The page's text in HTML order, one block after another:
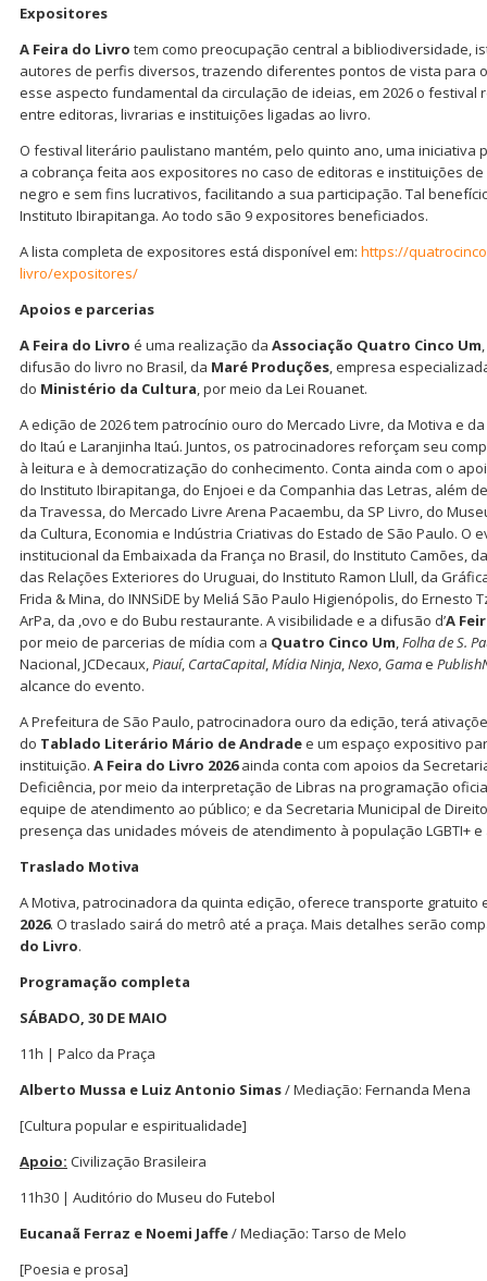
Expositores
A Feira do Livro tem como preocupação central a bibliodiversidade,
autores de perfis diversos, trazendo diferentes pontos de vista para
esse aspecto fundamental da circulação de ideias, em 2026 o festival
entre editoras, livrarias e instituições ligadas ao livro.
O festival literário paulistano mantém, pelo quinto ano, uma iniciativa
a cobrança feita aos expositores no caso de editoras e instituições
negro e sem fins lucrativos, facilitando a sua participação. Tal
Instituto Ibirapitanga. Ao todo são 9 expositores beneficiados.
A lista completa de expositores está disponível em: https://
livro/expositores/
Apoios e parcerias
A Feira do Livro é uma realização da Associação Quatro Cinco Um
difusão do livro no Brasil, da Maré Produções, empresa
do Ministério da Cultura, por meio da Lei Rouanet.
A edição de 2026 tem patrocínio ouro do Mercado Livre, da Motiva e
do Itaú e Laranjinha Itaú. Juntos, os patrocinadores reforçam seu
à leitura e à democratização do conhecimento. Conta ainda com o
do Instituto Ibirapitanga, do Enjoei e da Companhia das Letras, além
da Travessa, do Mercado Livre Arena Pacaembu, da SP Livro, do
da Cultura, Economia e Indústria Criativas do Estado de São Paulo. O
institucional da Embaixada da França no Brasil, do Instituto Camões,
das Relações Exteriores do Uruguai, do Instituto Ramon Llull, da
Frida & Mina, do INNSiDE by Meliá São Paulo Higienópolis, do Ernesto
ArPa, da ,ovo e do Bubu restaurante. A visibilidade e a difusão d’A
por meio de parcerias de mídia com a Quatro Cinco Um,Folha de S.
Nacional, JCDecaux,Piauí, CartaCapital,Mídia Ninja,Nexo, Gamae
alcance do evento.
A Prefeitura de São Paulo, patrocinadora ouro da edição, terá
do Tablado Literário Mário de Andradee um espaço expositivo
instituição. A Feira do Livro 2026ainda conta com apoios da
Deficiência, por meio da interpretação de Libras na programação
equipe de atendimento ao público; e da Secretaria Municipal de
presença das unidades móveis de atendimento à população LGBTI+
Traslado Motiva
A Motiva, patrocinadora da quinta edição, oferece transporte gratuito
2026. O traslado sairá do metrô até a praça. Mais detalhes serão
do Livro.
Programação completa
SÁBADO, 30 DE MAIO
11h | Palco da Praça
Alberto Mussa e Luiz Antonio Simas/ Mediação: Fernanda Mena
[Cultura popular e espiritualidade]
Apoio: Civilização Brasileira
11h30 | Auditório do Museu do Futebol
Eucanaã Ferraz e Noemi Jaffe/ Mediação: Tarso de Melo
[Poesia e prosa]